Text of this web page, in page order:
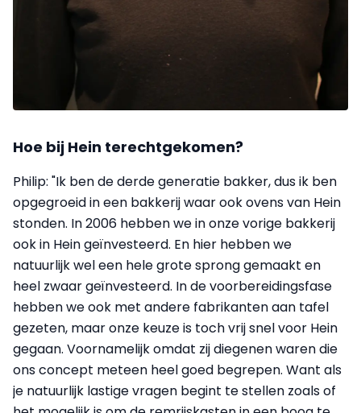
Hoe bij Hein terechtgekomen?
Philip: "Ik ben de derde generatie bakker, dus ik ben
opgegroeid in een bakkerij waar ook ovens van Hein
stonden. In 2006 hebben we in onze vorige bakkerij
ook in Hein geïnvesteerd. En hier hebben we
natuurlijk wel een hele grote sprong gemaakt en
heel zwaar geïnvesteerd. In de voorbereidingsfase
hebben we ook met andere fabrikanten aan tafel
gezeten, maar onze keuze is toch vrij snel voor Hein
gegaan. Voornamelijk omdat zij diegenen waren die
ons concept meteen heel goed begrepen. Want als
je natuurlijk lastige vragen begint te stellen zoals of